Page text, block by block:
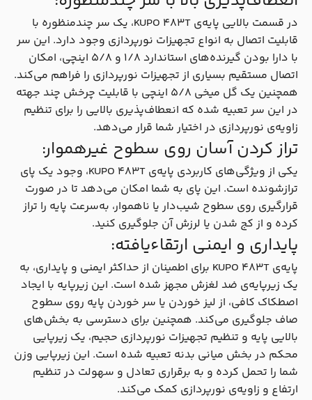
در قسمت بالایی پایه‌ی KUPO 483T، یک سر چندمنظوره با
قابلیت اتصال به انواع تجهیزات نورپردازی وجود دارد. این سر
با دارا بودن گیرنده‌های استاندارد 1/8 و 5/8 اینچی، امکان
اتصال مستقیم بسیاری از تجهیزات نورپردازی را فراهم می‌کند.
همچنین یک گل میخی 5/8 اینچی با قابلیت چرخش چند جهته
در این سر تعبیه شده که انعطاف‌پذیری بالایی را برای تنظیم
زاویه‌ی نورپردازی در اختیار شما قرار می‌دهد.
تراز کردن آسان روی سطوح غیرهموار:
یکی از ویژگی‌های کاربردی پایه‌ی KUPO 483T، وجود یک پای
ترازشونده است. این پای به شما امکان می‌دهد تا در صورت
قرارگیری روی سطوح شیب‌دار یا ناهموار، به‌سرعت پایه را تراز
کرده و از کج شدن یا لرزش آن جلوگیری کنید.
پایداری و ایمنی ارتقاءیافته:
پایه‌ی KUPO 483T برای اطمینان از حداکثر ایمنی و پایداری، به
یک زیرپایه‌ی ضد لغزش مجهز شده است. این زیرپایه با ایجاد
اصطکاک کافی، از لیز خوردن یا سر خوردن پایه روی سطوح
صاف جلوگیری می‌کند. همچنین برای دسترسی به بخش‌های
بالایی پایه و تنظیم تجهیزات نورپردازی حجیم، یک زیرپایی
محکم در بخش میانی بدنه تعبیه شده است. این زیرپایی وزن
شما را تحمل کرده و به برقراری تعادل و سهولت در تنظیم
ارتفاع و زاویه‌ی نورپردازی کمک می‌کند.